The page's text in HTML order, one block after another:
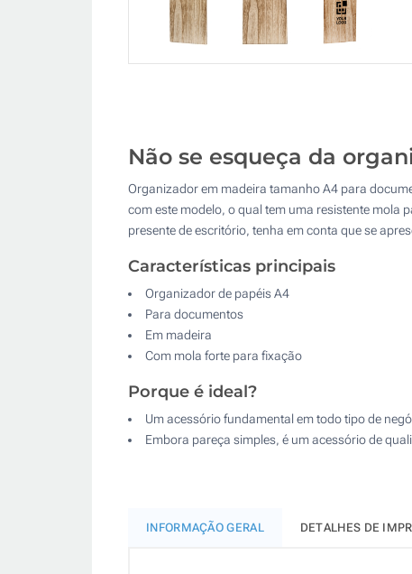
Não se esqueça da
Organizador em madeira tamanho A4 para
com este modelo, o qual tem uma resistente mola
presente de escritório, tenha em conta que se
Características principais
Organizador de papéis A4
Para documentos
Em madeira
Com mola forte para fixação
Porque é ideal?
Um acessório fundamental em todo tipo de
Embora pareça simples, é um acessório de
INFORMAÇÃO GERAL DETALHES DE